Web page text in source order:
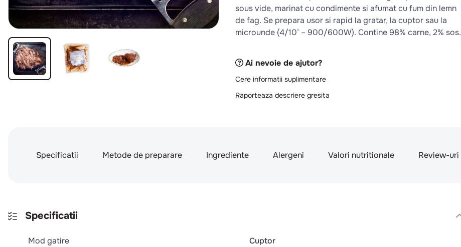
sous vide, marinat cu condimente si afumat cu fum din lemn
de fag. Se prepara usor si rapid la gratar, la cuptor sau la
microunde (4/10’ – 900/600W). Contine 98% carne, 2% sos.
Ai nevoie de ajutor?
Cere informatii suplimentare
Raporteaza descriere gresita
Specificatii Metode de preparare Ingrediente Alergeni Valori nutritionale Review-uri
Specificatii
Mod gatire
Cuptor